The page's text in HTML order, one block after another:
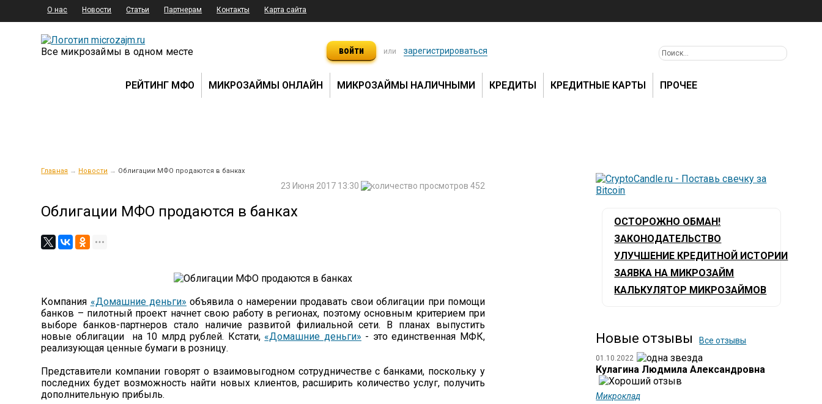
О нас Новости Статьи Партнерам Контакты Карта сайта
Все микрозаймы в одном месте войти или зарегистрироваться
РЕЙТИНГ МФО МИКРОЗАЙМЫ ОНЛАЙН МИКРОЗАЙМЫ НАЛИЧНЫМИ КРЕДИТЫ КРЕДИТНЫЕ КАРТЫ ПРОЧЕЕ
Главная → Новости → Облигации МФО продаются в банках
452
23 Июня 2017 13:30
Облигации МФО продаются в банках
Компания «Домашние деньги» объявила о намерении продавать свои облигации при помощи
банков – пилотный проект начнет свою работу в регионах, поэтому основным критерием при
выборе банков-партнеров стало наличие развитой филиальной сети. В планах выпустить
новые облигации на 10 млрд рублей. Кстати, «Домашние деньги» - это единственная МФК,
реализующая ценные бумаги в розницу.
Представители компании говорят о взаимовыгодном сотрудничестве с банками, поскольку у
последних будет возможность найти новых клиентов, расширить количество услуг, получить
дополнительную прибыль.
ОСТОРОЖНО ОБМАН!
ЗАКОНОДАТЕЛЬСТВО
УЛУЧШЕНИЕ КРЕДИТНОЙ ИСТОРИИ
ЗАЯВКА НА МИКРОЗАЙМ
КАЛЬКУЛЯТОР МИКРОЗАЙМОВ
Новые отзывы Все отзывы
01.10.2022
Кулагина Людмила Александровна
Микроклад